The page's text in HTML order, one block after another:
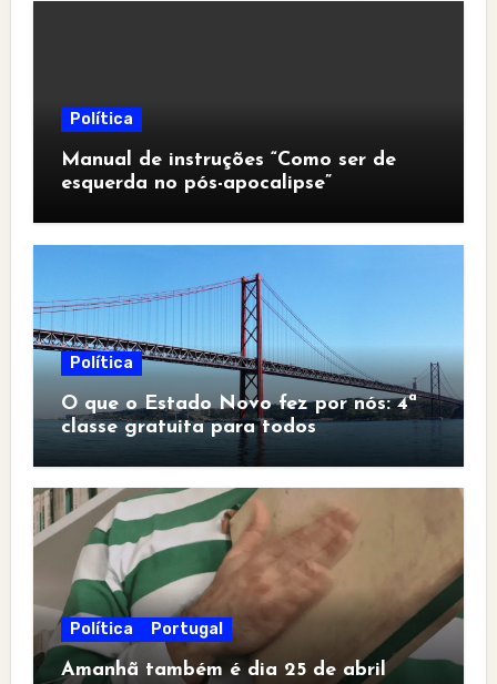
Política
Manual de instruções “Como ser de
esquerda no pós-apocalipse”
Política
O que o Estado Novo fez por nós: 4ª
classe gratuita para todos
Política Portugal
Amanhã também é dia 25 de abril